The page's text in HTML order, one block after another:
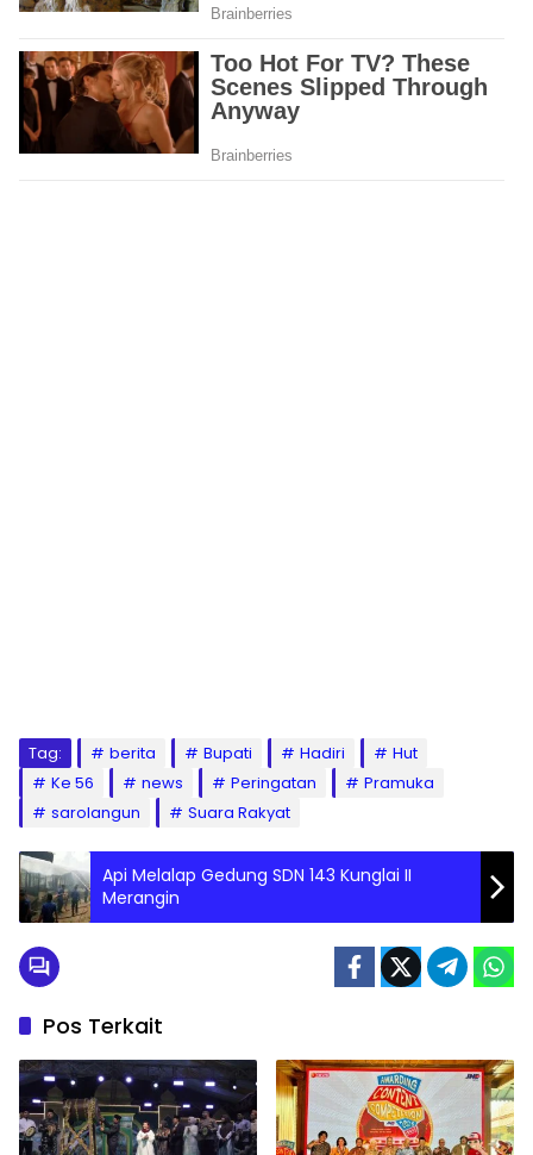
Tag: berita Bupati Hadiri
Hut
Ke 56
news Peringatan
Pramuka
sarolangun
Suara Rakyat
Api Melalap Gedung SDN 143 Kunglai II
Merangin
Pos Terkait